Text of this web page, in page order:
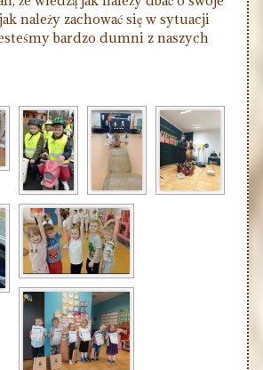
należy zachować się w sytuacji
bardzo dumni z naszych